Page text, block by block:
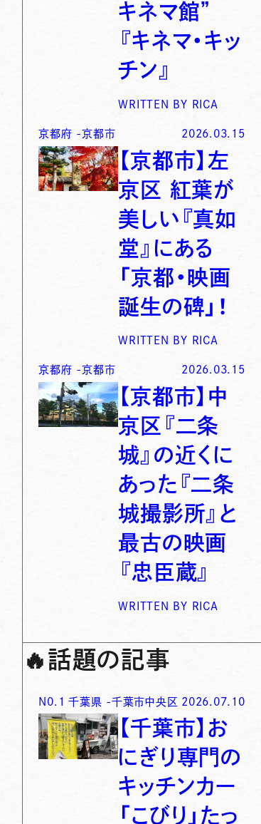
キネマ館”
『キネマ・キッ
チン』
WRITTEN BY RICA
京都府 -京都市 2026.03.15
【京都市】左
京区 紅葉が
美しい『真如
堂』にある
「京都・映画
誕生の碑」！
WRITTEN BY RICA
京都府 -京都市 2026.03.15
【京都市】中
京区『二条
城』の近くに
あった『二条
城撮影所』と
最古の映画
『忠臣蔵』
WRITTEN BY RICA
🔥 話題の記事
N0. 1 千葉県 -千葉市中央区 2026.07.10
【千葉市】お
にぎり専門の
キッチンカー
「こびり」たっ